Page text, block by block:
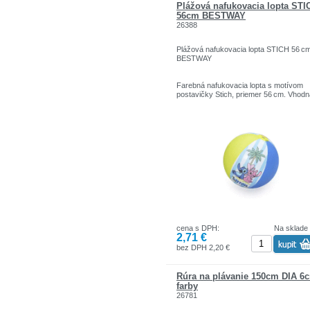
Plážová nafukovacia lopta
56cm BESTWAY
26388
Plážová nafukovacia lopta STICH 56
BESTWAY
Farebná nafukovacia lopta s motívom
postavičky Stich, priemer 56 cm.
Na sklade
cena s DPH:
2,71 €
bez DPH 2,20 €
Rúra na plávanie 150cm DIA
farby
26781